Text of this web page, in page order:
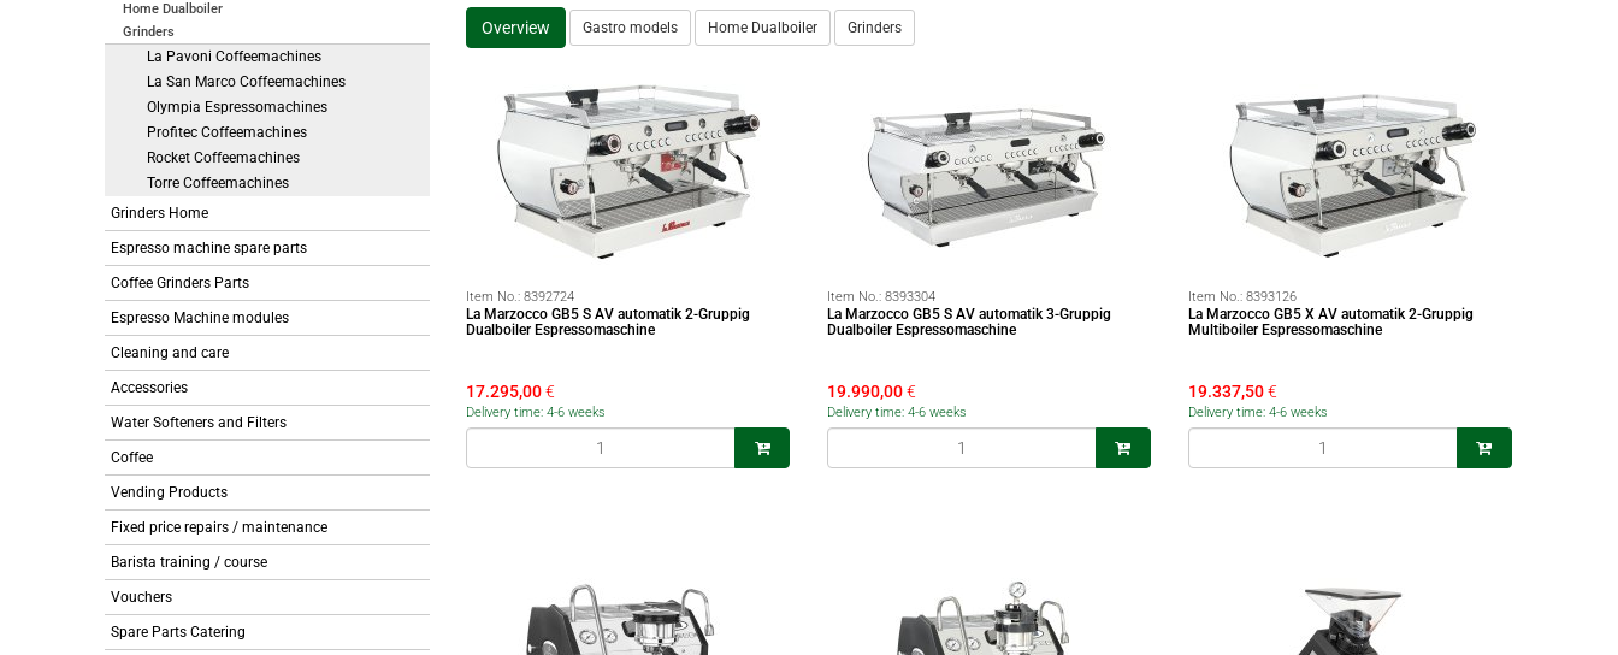
Home Dualboiler
Grinders
La Pavoni Coffeemachines
La San Marco Coffeemachines
Olympia Espressomachines
Profitec Coffeemachines
Rocket Coffeemachines
Torre Coffeemachines
Grinders Home
Espresso machine spare parts
Coffee Grinders Parts
Espresso Machine modules
Cleaning and care
Accessories
Water Softeners and Filters
Coffee
Vending Products
Fixed price repairs / maintenance
Barista training / course
Vouchers
Spare Parts Catering
Overview Gastro models Home Dualboiler Grinders
Item No.: 8392724
La Marzocco GB5 S AV automatik 2-Gruppig
Dualboiler Espressomaschine
17.295,00€
Delivery time: 4-6 weeks
Item No.: 8393304
La Marzocco GB5 S AV automatik 3-Gruppig
Dualboiler Espressomaschine
19.990,00€
Delivery time: 4-6 weeks
Item No.: 8393126
La Marzocco GB5 X AV automatik 2-Gruppig
Multiboiler Espressomaschine
19.337,50€
Delivery time: 4-6 weeks